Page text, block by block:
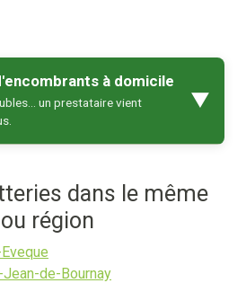
à domicile
un prestataire vient
▼
dans le même
région
de-Bournay